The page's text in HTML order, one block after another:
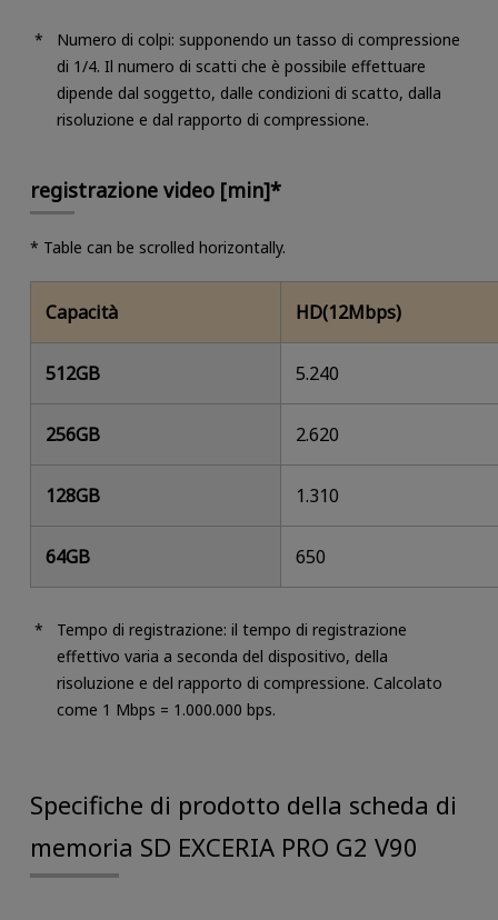
Numero di colpi: supponendo un tasso di compressione
di 1/4. Il numero di scatti che è possibile effettuare
dipende dal soggetto, dalle condizioni di scatto, dalla
risoluzione e dal rapporto di compressione.
registrazione video [min]*
* Table can be scrolled horizontally.
Capacità HD(12Mbps)
512GB 5.240
256GB 2.620
128GB 1.310
64GB 650
Tempo di registrazione: il tempo di registrazione
effettivo varia a seconda del dispositivo, della
risoluzione e del rapporto di compressione. Calcolato
come 1 Mbps = 1.000.000 bps.
Specifiche di prodotto della scheda di
memoria SD EXCERIA PRO G2 V90